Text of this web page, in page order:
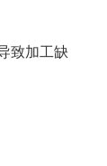
致加工缺